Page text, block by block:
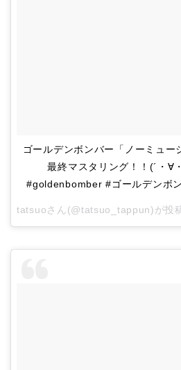
ゴールデンボンバー「ノーミュー
最終マスタリング！！(´・∀
#goldenbomber #ゴールデンボ
tatsuoさん(@tatsuo_tappun)が投